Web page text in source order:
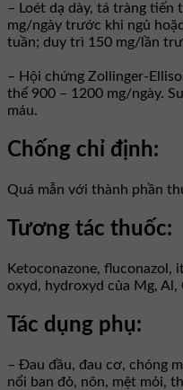
– Loét dạ dày, tá tràng tiến
mg/ngày trước khi ngủ
tuần; duy trì 150 mg/lần
– Hội chứng Zollinger-
thể 900 – 1200 mg/ngày.
máu.
Chống chỉ định:
Quá mẫn với thành phần
Tương tác thuốc:
Ketoconazone, fluconazol,
oxyd, hydroxyd của Mg, Al,
Tác dụng phụ:
– Đau đầu, đau cơ, chóng
nổi ban đỏ, nôn, mệt mỏi,